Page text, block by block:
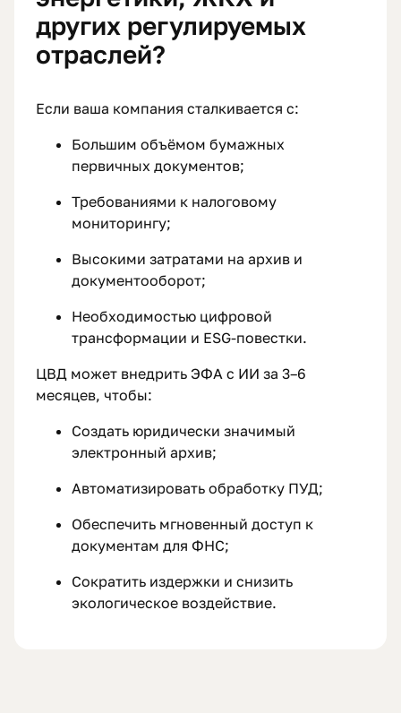
других регулируемых
отраслей?
Если ваша компания сталкивается с:
Большим объёмом бумажных
первичных документов;
Требованиями к налоговому
мониторингу;
Высокими затратами на архив и
документооборот;
Необходимостью цифровой
трансформации и ESG-повестки.
ЦВД может внедрить ЭФА с ИИ за 3–6
месяцев, чтобы:
Создать юридически значимый
электронный архив;
Автоматизировать обработку ПУД;
Обеспечить мгновенный доступ к
документам для ФНС;
Сократить издержки и снизить
экологическое воздействие.